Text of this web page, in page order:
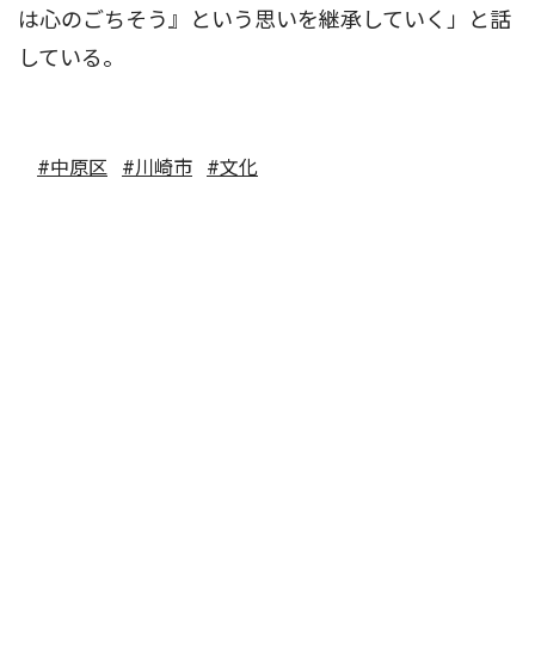
は心のごちそう』という思いを継承していく」と話
している。
#中原区 #川崎市 #文化